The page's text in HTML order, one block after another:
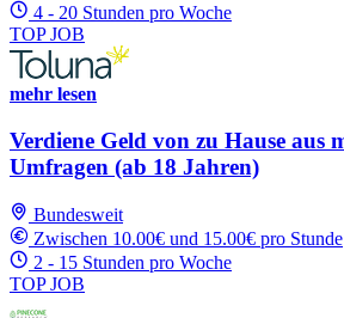
4 - 20 Stunden pro Woche
TOP JOB
mehr lesen
Verdiene Geld von zu Hause aus
Umfragen (ab 18 Jahren)
Bundesweit
Zwischen 10.00€ und 15.00€ pro Stunde
2 - 15 Stunden pro Woche
TOP JOB